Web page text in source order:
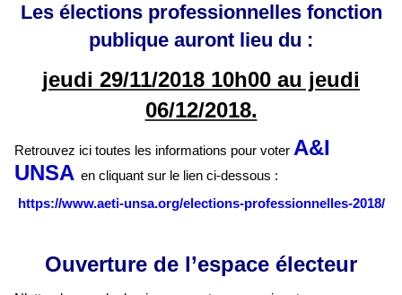
Les élections professionnelles fonction
publique auront lieu du :
jeudi 29/11/2018 10h00 au jeudi
06/12/2018.
Retrouvez ici toutes les informations pour voter A&I
UNSA en cliquant sur le lien ci-dessous :
https://www.aeti-unsa.org/elections-professionnelles-2018/
Ouverture de l’espace électeur